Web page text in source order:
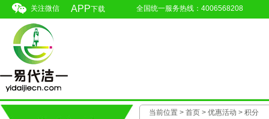
关注微信 APP下载 全国统一服务热线：4006568208
当前位置 > 首页 > 优惠活动 > 积分